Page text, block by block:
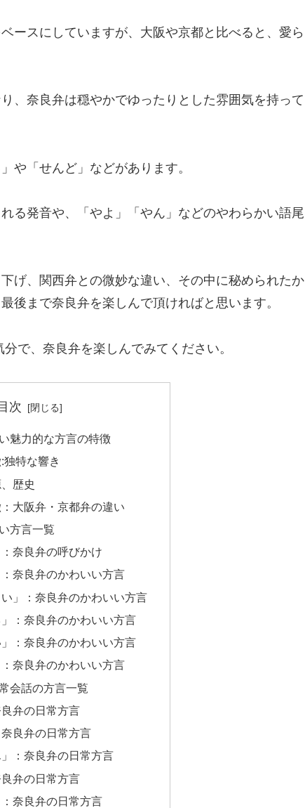
ースにしていますが、大阪や京都と比べると、愛ら
、奈良弁は穏やかでゆったりとした雰囲気を持って
や「せんど」などがあります。
る発音や、「やよ」「やん」などのやわらかい語尾
げ、関西弁との微妙な違い、その中に秘められたか
後まで奈良弁を楽しんで頂ければと思います。
で、奈良弁を楽しんでみてください。
次
魅力的な方言の特徴
特な響き
歴史
大阪弁・京都弁の違い
方言一覧
：奈良弁の呼びかけ
：奈良弁のかわいい方言
い」：奈良弁のかわいい方言
」：奈良弁のかわいい方言
」：奈良弁のかわいい方言
：奈良弁のかわいい方言
会話の方言一覧
良弁の日常方言
奈良弁の日常方言
」：奈良弁の日常方言
良弁の日常方言
：奈良弁の日常方言